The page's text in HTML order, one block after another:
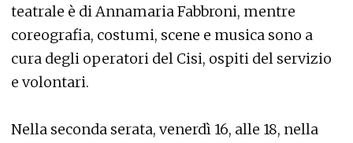
teatrale è di Annamaria Fabbroni, mentre
coreografia, costumi, scene e musica sono a
cura degli operatori del Cisi, ospiti del servizio
e volontari.
Nella seconda serata, venerdì 16, alle 18, nella